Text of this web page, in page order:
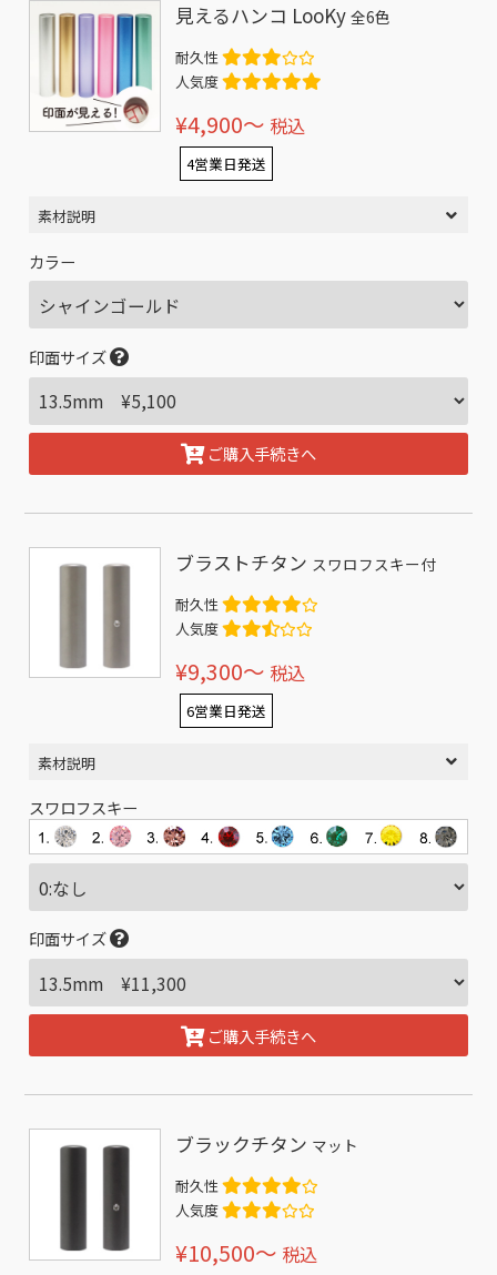
見えるハンコ LooKy全6色
耐久性
人気度
¥4,900〜 税込
4営業日発送
素材説明
カラー
印面サイズ
ご購入手続きへ
ブラストチタン スワロフスキー付
耐久性
人気度
¥9,300〜 税込
6営業日発送
素材説明
スワロフスキー
印面サイズ
ご購入手続きへ
ブラックチタン マット
耐久性
人気度
¥10,500〜 税込